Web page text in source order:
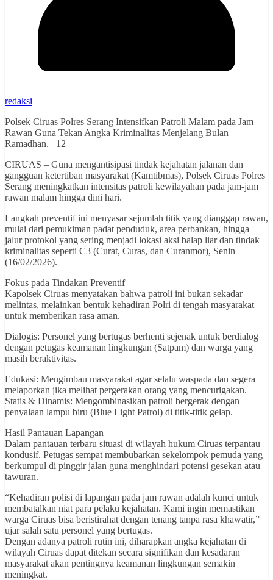
redaksi
Polsek Ciruas Polres Serang Intensifkan Patroli Malam pada Jam
Rawan Guna Tekan Angka Kriminalitas Menjelang Bulan
Ramadhan. 12
CIRUAS – Guna mengantisipasi tindak kejahatan jalanan dan
gangguan ketertiban masyarakat (Kamtibmas), Polsek Ciruas Polres
Serang meningkatkan intensitas patroli kewilayahan pada jam-jam
rawan malam hingga dini hari.
Langkah preventif ini menyasar sejumlah titik yang dianggap rawan,
mulai dari pemukiman padat penduduk, area perbankan, hingga
jalur protokol yang sering menjadi lokasi aksi balap liar dan tindak
kriminalitas seperti C3 (Curat, Curas, dan Curanmor), Senin
(16/02/2026).
Fokus pada Tindakan Preventif
Kapolsek Ciruas menyatakan bahwa patroli ini bukan sekadar
melintas, melainkan bentuk kehadiran Polri di tengah masyarakat
untuk memberikan rasa aman.
Dialogis: Personel yang bertugas berhenti sejenak untuk berdialog
dengan petugas keamanan lingkungan (Satpam) dan warga yang
masih beraktivitas.
Edukasi: Mengimbau masyarakat agar selalu waspada dan segera
melaporkan jika melihat pergerakan orang yang mencurigakan.
Statis & Dinamis: Mengombinasikan patroli bergerak dengan
penyalaan lampu biru (Blue Light Patrol) di titik-titik gelap.
Hasil Pantauan Lapangan
Dalam pantauan terbaru situasi di wilayah hukum Ciruas terpantau
kondusif. Petugas sempat membubarkan sekelompok pemuda yang
berkumpul di pinggir jalan guna menghindari potensi gesekan atau
tawuran.
“Kehadiran polisi di lapangan pada jam rawan adalah kunci untuk
membatalkan niat para pelaku kejahatan. Kami ingin memastikan
warga Ciruas bisa beristirahat dengan tenang tanpa rasa khawatir,”
ujar salah satu personel yang bertugas.
Dengan adanya patroli rutin ini, diharapkan angka kejahatan di
wilayah Ciruas dapat ditekan secara signifikan dan kesadaran
masyarakat akan pentingnya keamanan lingkungan semakin
meningkat.